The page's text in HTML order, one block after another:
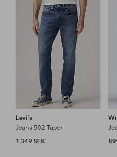
till
Levi's
Jeans 502 Taper
1 349 SEK